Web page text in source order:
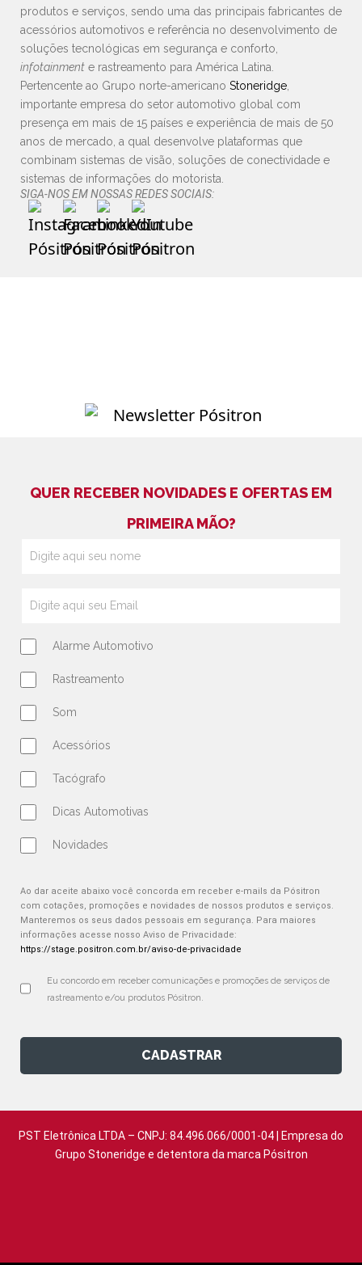
produtos e serviços, sendo uma das principais fabricantes de
acessórios automotivos e referência no desenvolvimento de
soluções tecnológicas em segurança e conforto,
infotainment e rastreamento para América Latina.
Pertencente ao Grupo norte-americano Stoneridge
importante empresa do setor automotivo global com
presença em mais de 15 países e experiência de mais de 50
anos de mercado, a qual desenvolve plataformas que
combinam sistemas de visão, soluções de conectividade e
sistemas de informações do motorista.
SIGA-NOS EM NOSSAS REDES SOCIAIS:
QUER RECEBER NOVIDADES E OFERTAS EM
PRIMEIRA MÃO?
Alarme Automotivo
Rastreamento
Som
Acessórios
Tacógrafo
Dicas Automotivas
Novidades
Ao dar aceite abaixo você concorda em receber e-mails da Pósitron
com cotações, promoções e novidades de nossos produtos e serviços.
Manteremos os seus dados pessoais em segurança. Para maiores
informações acesse nosso Aviso de Privacidade:
https://stage.positron.com.br/aviso-de-privacidade
Eu concordo em receber comunicações e promoções de serviços de
rastreamento e/ou produtos Pósitron.
CADASTRAR
PST Eletrônica LTDA – CNPJ: 84.496.066/0001-04 | Empresa do
Grupo Stoneridge e detentora da marca Pósitron